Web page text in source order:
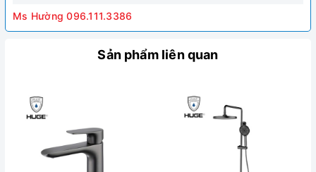
Ms Hường 096.111.3386
Sản phẩm liên quan